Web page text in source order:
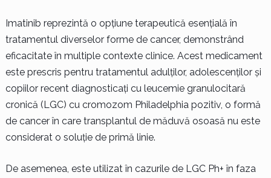
Imatinib reprezintă o opțiune terapeutică esențială în
tratamentul diverselor forme de cancer, demonstrând
eficacitate în multiple contexte clinice. Acest medicament
este prescris pentru tratamentul adulților, adolescenților și
copiilor recent diagnosticați cu leucemie granulocitară
cronică (LGC) cu cromozom Philadelphia pozitiv, o formă
de cancer în care transplantul de măduvă osoasă nu este
considerat o soluție de primă linie.
De asemenea, este utilizat în cazurile de LGC Ph+ în faza